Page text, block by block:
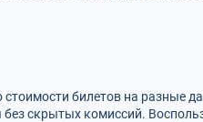
билетов на разные
скрытых комиссий.